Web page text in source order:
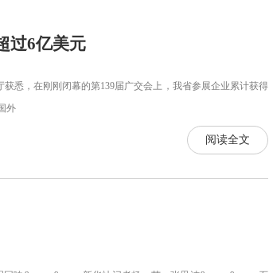
过6亿美元
，在刚刚闭幕的第139届广交会上，我省参展企业累计获得
外
阅读全文